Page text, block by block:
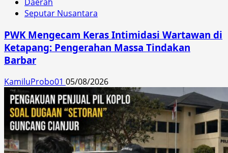
Seputar Nusantara
PWK Mengecam Keras Intimidasi Wartawan di
Ketapang: Pengerahan Massa Tindakan
Barbar
KamiluProbo01 05/08/2026